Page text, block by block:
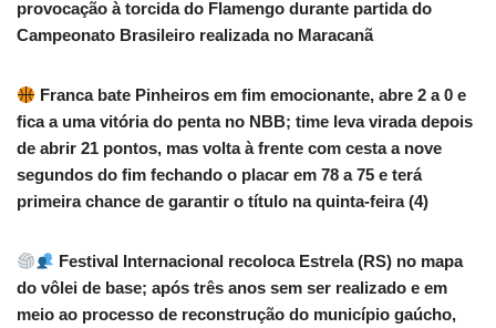
provocação à torcida do Flamengo durante partida do
Campeonato Brasileiro realizada no Maracanã
Franca bate Pinheiros em fim emocionante, abre 2 a 0 e
fica a uma vitória do penta no NBB; time leva virada depois
de abrir 21 pontos, mas volta à frente com cesta a nove
segundos do fim fechando o placar em 78 a 75 e terá
primeira chance de garantir o título na quinta-feira (4)
Festival Internacional recoloca Estrela (RS) no mapa
do vôlei de base; após três anos sem ser realizado e em
meio ao processo de reconstrução do município gaúcho,